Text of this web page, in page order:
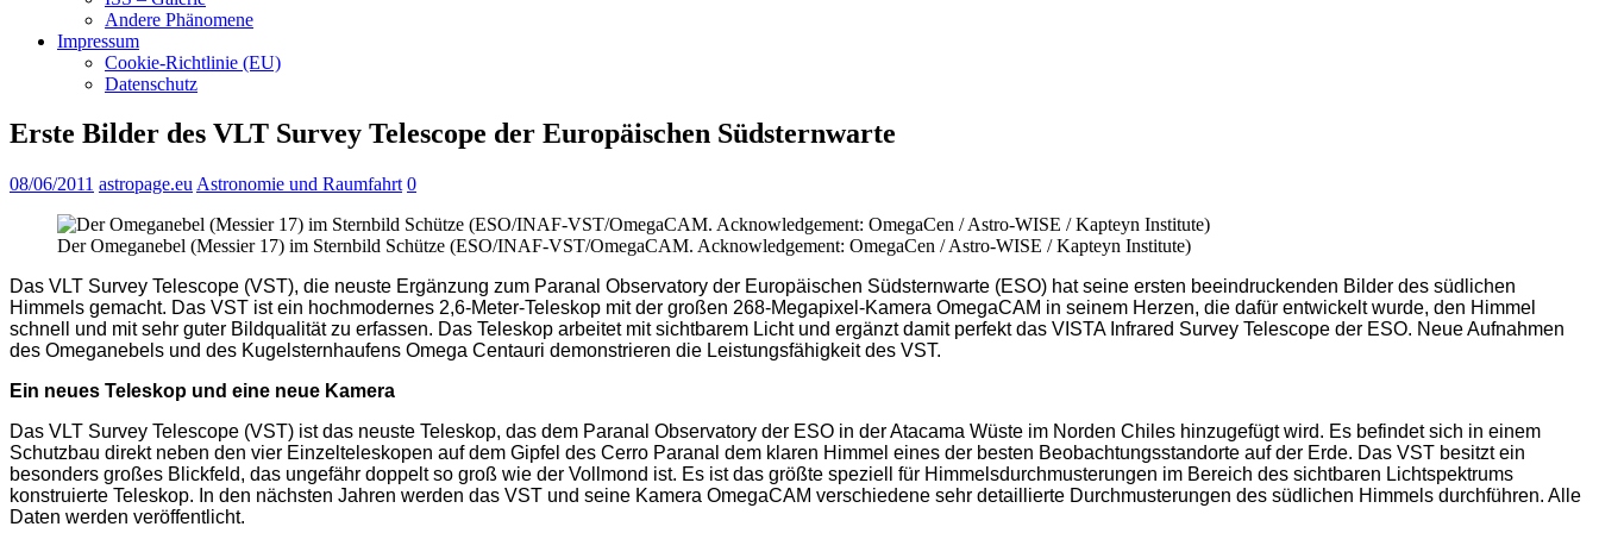
Andere Phänomene
Impressum
Cookie-Richtlinie (EU)
Datenschutz
Erste Bilder des VLT Survey Telescope der Europäischen Südsternwarte
08/06/2011 astropage.eu Astronomie und Raumfahrt 0
Der Omeganebel (Messier 17) im Sternbild Schütze (ESO/INAF-VST/OmegaCAM. Acknowledgement: OmegaCen / Astro-WISE / Kapteyn Institute)
Das VLT Survey Telescope (VST), die neuste Ergänzung zum Paranal Observatory der Europäischen Südsternwarte (ESO) hat seine ersten beeindruckenden Bilder des südlichen
Himmels gemacht. Das VST ist ein hochmodernes 2,6-Meter-Teleskop mit der großen 268-Megapixel-Kamera OmegaCAM in seinem Herzen, die dafür entwickelt wurde, den Himmel
schnell und mit sehr guter Bildqualität zu erfassen. Das Teleskop arbeitet mit sichtbarem Licht und ergänzt damit perfekt das VISTA Infrared Survey Telescope der ESO. Neue Aufnahmen
des Omeganebels und des Kugelsternhaufens Omega Centauri demonstrieren die Leistungsfähigkeit des VST.
Ein neues Teleskop und eine neue Kamera
Das VLT Survey Telescope (VST) ist das neuste Teleskop, das dem Paranal Observatory der ESO in der Atacama Wüste im Norden Chiles hinzugefügt wird. Es befindet sich in einem
Schutzbau direkt neben den vier Einzelteleskopen auf dem Gipfel des Cerro Paranal dem klaren Himmel eines der besten Beobachtungsstandorte auf der Erde. Das VST besitzt ein
besonders großes Blickfeld, das ungefähr doppelt so groß wie der Vollmond ist. Es ist das größte speziell für Himmelsdurchmusterungen im Bereich des sichtbaren Lichtspektrums
konstruierte Teleskop. In den nächsten Jahren werden das VST und seine Kamera OmegaCAM verschiedene sehr detaillierte Durchmusterungen des südlichen Himmels durchführen. Alle
Daten werden veröffentlicht.